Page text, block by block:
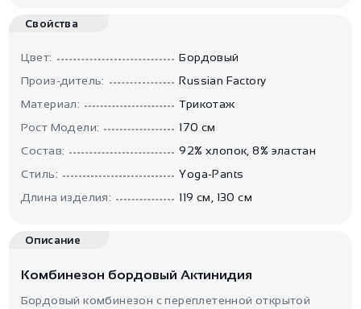
Свойства
Цвет:
Бордовый
Произ-дитель:
Russian Factory
Материал:
Трикотаж
Рост Модели:
170 см
Состав:
92% хлопок, 8% эластан
Стиль:
Yoga-Pants
Длина изделия:
119 см, 130 см
Описание
Комбинезон бордовый Актинидия
Бордовый комбинезон с переплетенной открытой